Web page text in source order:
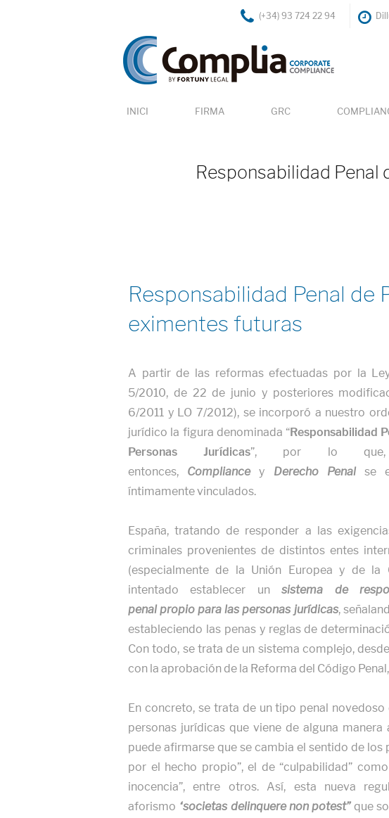
(+34) 93 724 22 94
INICI FIRMA GRC
Responsabilidad Penal
Responsabilidad Penal de
eximentes futuras
A partir de las reformas efectuadas por la
5/2010, de 22 de junio y posteriores
6/2011 y LO 7/2012), se incorporó a nuestro
jurídico la figura denominada “Responsabilidad
Personas Jurídicas”, por lo que,
entonces, Compliancey Derecho Penalse
íntimamente vinculados.
España, tratando de responder a las
criminales provenientes de distintos entes
(especialmente de la Unión Europea y de la
intentado establecer unsistema de
penal propio para las personas jurídicas,
estableciendo las penas y reglas de
Con todo, se trata de un sistema complejo,
con la aprobación de la Reforma del Código
En concreto, se trata de un tipo penal
personas jurídicas que viene de alguna
puede afirmarse que se cambia el sentido de
por el hecho propio”, el de “culpabilidad”
inocencia”, entre otros. Así, esta nueva
aforismo “societas delinquere non potest” que